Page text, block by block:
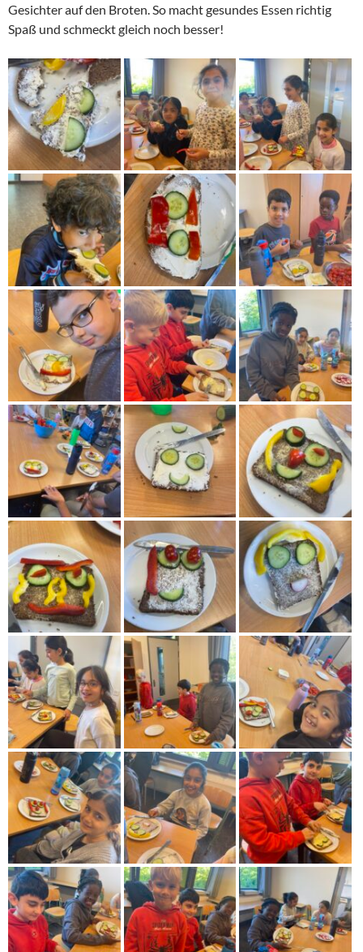
Gesichter auf den Broten. So macht gesundes Essen richtig
Spaß und schmeckt gleich noch besser!